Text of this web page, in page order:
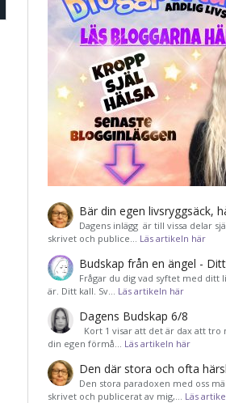
Bär din egen livsryggsäck,
Dagens inlägg är till vissa delar
skrivet och publice… Läs artikeln här
Budskap från en ängel -
Frågar du dig vad syftet med ditt
är. Ditt kall. Sv… Läs artikeln här
Dagens Budskap 6/8
Kort 1 visar att det är dax att tro
din egen förmå… Läs artikeln här
Den där stora och ofta
Den stora paradoxen med oss
skrivet och publicerat av mig,… Läs